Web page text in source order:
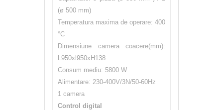
(ø 500 mm)
Temperatura maxima de operare: 400
°C
Dimensiune camera coacere(mm):
L950xl950xH138
Consum mediu: 5800 W
Alimentare: 230-400V/3N/50-60Hz
1 camera
Control digital